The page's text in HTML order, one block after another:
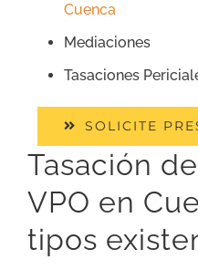
Cuenca
Mediaciones
Tasaciones
SOLICITE
Tasación
VPO en
tipos